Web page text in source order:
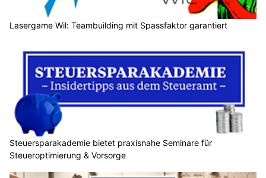
Lasergame Wil: Teambuilding mit Spassfaktor garantiert
Steuersparakademie bietet praxisnahe Seminare für
Steueroptimierung & Vorsorge